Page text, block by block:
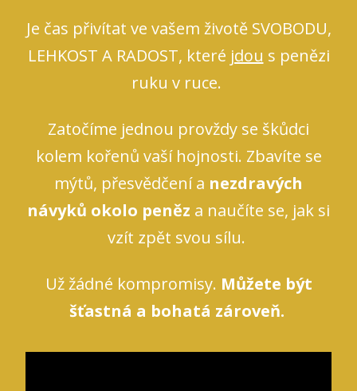
Je čas přivítat ve vašem životě SVOBODU,
LEHKOST A RADOST, které jdou s penězi
ruku v ruce.
Zatočíme jednou provždy se škůdci
kolem kořenů vaší hojnosti. Zbavíte se
mýtů, přesvědčení a nezdravých
návyků okolo peněz a naučíte se, jak si
vzít zpět svou sílu.
Už žádné kompromisy. Můžete být
šťastná a bohatá zároveň.